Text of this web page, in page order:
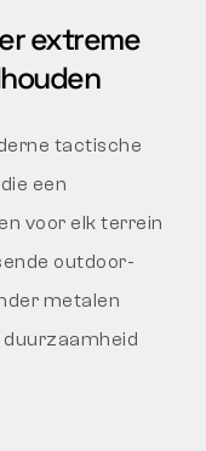
extreme
tactische
een
voor elk terrein
outdoor-
metalen